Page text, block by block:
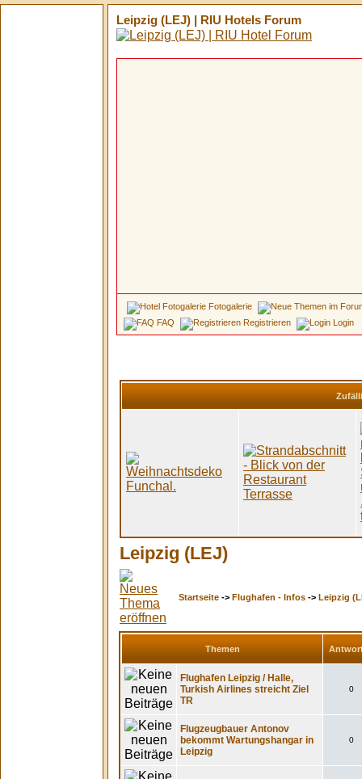
Leipzig (LEJ) | RIU Hotels Forum
Fotogalerie
FAQ
Registrieren Login
Leipzig (LEJ)
Startseite -> Flughafen - Infos -> Leipzig
Themen
Flughafen Leipzig / Halle,
Turkish Airlines streicht Ziel
TR
0
Flugzeugbauer Antonov
bekommt Wartungshangar in
Leipzig
0